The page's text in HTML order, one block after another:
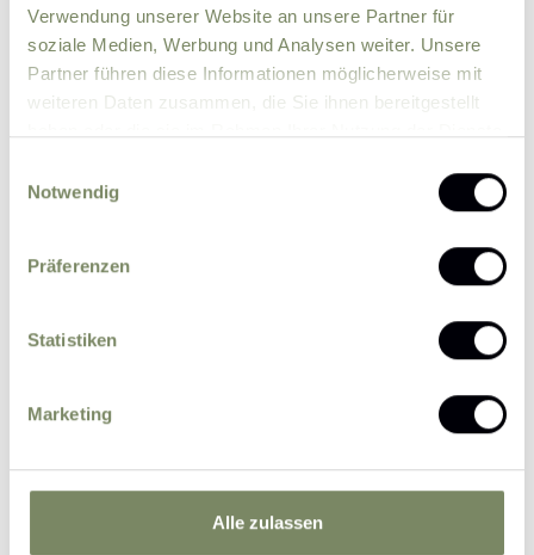
Verwendung unserer Website an unsere Partner für
soziale Medien, Werbung und Analysen weiter. Unsere
Partner führen diese Informationen möglicherweise mit
weiteren Daten zusammen, die Sie ihnen bereitgestellt
Notwendig
Präferenzen
Statistiken
Marketing
Alle zulassen
Bitte senden Sie mir zukünftig Informationen
Ich erkläre mich einverstanden, dass eine
personenbezogenen Daten durch den
Zweck der Bearbeitung meiner Anfrage auf
Grundlage meiner durch das Absenden des
Informationen
Anfrage absenden